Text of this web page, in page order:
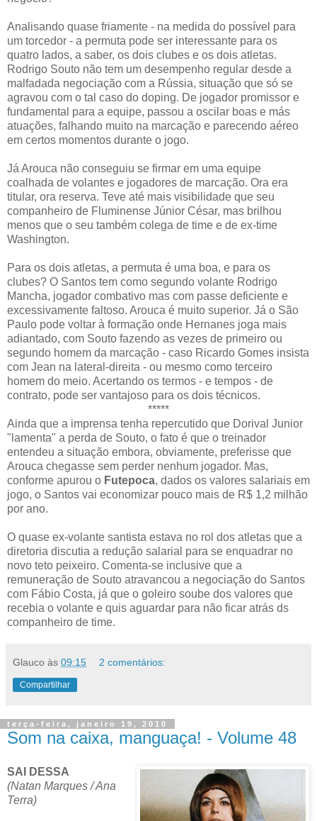
Analisando quase friamente - na medida do possível para
um torcedor - a permuta pode ser interessante para os
quatro lados, a saber, os dois clubes e os dois atletas.
Rodrigo Souto não tem um desempenho regular desde a
malfadada negociação com a Rússia, situação que só se
agravou com o tal caso do doping. De jogador promissor e
fundamental para a equipe, passou a oscilar boas e más
atuações, falhando muito na marcação e parecendo aéreo
em certos momentos durante o jogo.
Já Arouca não conseguiu se firmar em uma equipe
coalhada de volantes e jogadores de marcação. Ora era
titular, ora reserva. Teve até mais visibilidade que seu
companheiro de Fluminense Júnior César, mas brilhou
menos que o seu também colega de time e de ex-time
Washington.
Para os dois atletas, a permuta é uma boa, e para os
clubes? O Santos tem como segundo volante Rodrigo
Mancha, jogador combativo mas com passe deficiente e
excessivamente faltoso. Arouca é muito superior. Já o São
Paulo pode voltar à formação onde Hernanes joga mais
adiantado, com Souto fazendo as vezes de primeiro ou
segundo homem da marcação - caso Ricardo Gomes insista
com Jean na lateral-direita - ou mesmo como terceiro
homem do meio. Acertando os termos - e tempos - de
contrato, pode ser vantajoso para os dois técnicos.
*****
Ainda que a imprensa tenha repercutido que Dorival Junior
"lamenta" a perda de Souto, o fato é que o treinador
entendeu a situação embora, obviamente, preferisse que
Arouca chegasse sem perder nenhum jogador. Mas,
conforme apurou o Futepoca, dados os valores salariais em
jogo, o Santos vai economizar pouco mais de R$ 1,2 milhão
por ano.
O quase ex-volante santista estava no rol dos atletas que a
diretoria discutia a redução salarial para se enquadrar no
novo teto peixeiro. Comenta-se inclusive que a
remuneração de Souto atravancou a negociação do Santos
com Fábio Costa, já que o goleiro soube dos valores que
recebia o volante e quis aguardar para não ficar atrás ds
companheiro de time.
Glauco às 09:15 2 comentários:
Compartilhar
terça-feira, janeiro 19, 2010
Som na caixa, manguaça! - Volume 48
SAI DESSA
(Natan Marques / Ana
Terra)